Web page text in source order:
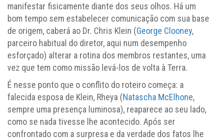
manifestar fisicamente diante dos seus olhos. Há um
bom tempo sem estabelecer comunicação com sua base
de origem, caberá ao Dr. Chris Klein (George Clooney,
parceiro habitual do diretor, aqui num desempenho
esforçado) alterar a rotina dos membros restantes, uma
vez que tem como missão levá-los de volta à Terra.
É nesse ponto que o conflito do roteiro começa: a
falecida esposa de Klein, Rheya (Natascha McElhone,
sempre uma presença luminosa), reaparece ao seu lado,
como se nada tivesse lhe acontecido. Após ser
confrontado com a surpresa e da verdade dos fatos lhe